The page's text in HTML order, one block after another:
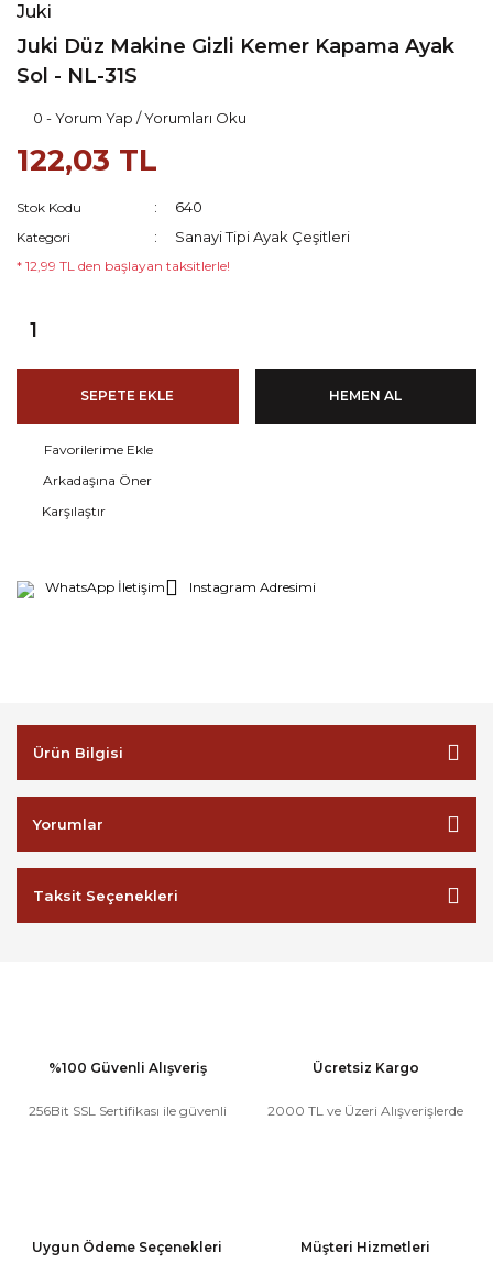
Juki
Juki Düz Makine Gizli Kemer Kapama Ayak
Sol - NL-31S
0 - Yorum Yap / Yorumları Oku
122,03 TL
Stok Kodu 640
Kategori Sanayi Tipi Ayak Çeşitleri
* 12,99 TL den başlayan taksitlerle!
SEPETE EKLE HEMEN AL
Arkadaşına Öner
Karşılaştır
WhatsApp İletişim Instagram Adresimi
Ürün Bilgisi
Yorumlar
Taksit Seçenekleri
%100 Güvenli Alışveriş
256Bit SSL Sertifikası ile güvenli
Ücretsiz Kargo
2000 TL ve Üzeri Alışverişlerde
Uygun Ödeme Seçenekleri Müşteri Hizmetleri